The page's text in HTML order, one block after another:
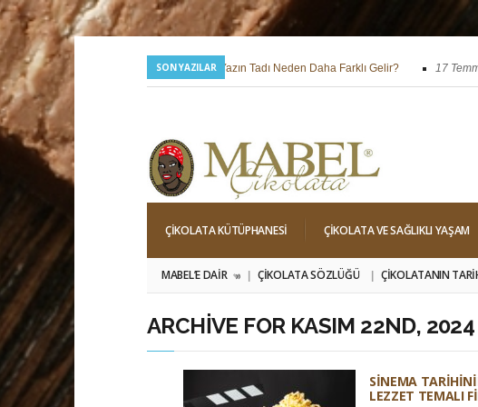
SON YAZILAR
24 Temmuz 2026 |Yazın Tadı Neden Daha Farklı Gelir? 17
6 Mayıs 2026 |Hıdırellez; Dilek, Niyet ve Baharı Karşılama Hissi 29
ÇIKOLATA KÜTÜPHANESI ÇIKOLATA VE SAĞLIKLI YAŞAM
MABEL’E DAIR » ÇIKOLATA SÖZLÜĞÜ ÇIKOLATANIN
ARCHIVE FOR KASIM 22ND, 2024
SINEMA
LEZZET TEMALI